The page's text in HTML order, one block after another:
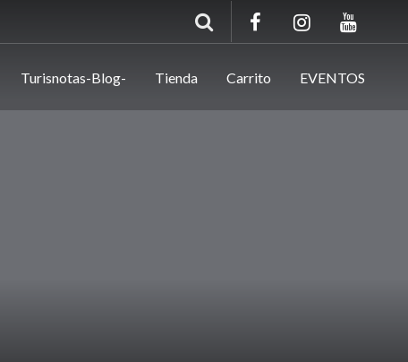
Turisnotas-Blog- Tienda Carrito EVENTOS